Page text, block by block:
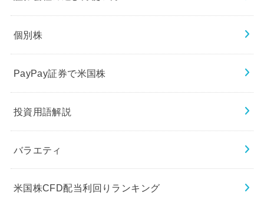
個別株
PayPay証券で米国株
投資用語解説
バラエティ
米国株CFD配当利回りランキング